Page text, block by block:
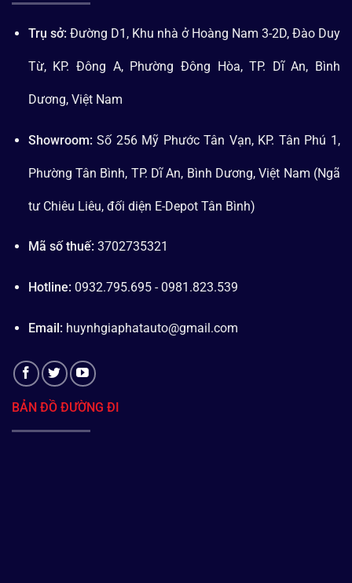
Trụ sở: Đường D1, Khu nhà ở Hoàng Nam 3-2D, Đào Duy
Từ, KP. Đông A, Phường Đông Hòa, TP. Dĩ An, Bình
Dương, Việt Nam
Showroom: Số 256 Mỹ Phước Tân Vạn, KP. Tân Phú 1,
Phường Tân Bình, TP. Dĩ An, Bình Dương, Việt Nam (Ngã
tư Chiêu Liêu, đối diện E-Depot Tân Bình)
Mã số thuế: 3702735321
Hotline: 0932.795.695 - 0981.823.539
Email: huynhgiaphatauto@gmail.com
BẢN ĐỒ ĐƯỜNG ĐI